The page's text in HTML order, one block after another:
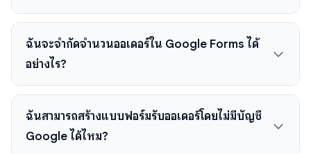
ฉันจะจำกัดจำนวนออเดอร์ใน Google Forms ได้
อย่างไร?
ฉันสามารถสร้างแบบฟอร์มรับออเดอร์โดยไม่มีบัญชี
Google ได้ไหม?